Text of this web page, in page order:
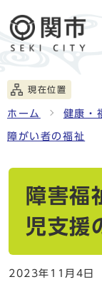
現在位置
ホーム 健康・
障がい者の福祉
障害福
児支援
2023年11月4日